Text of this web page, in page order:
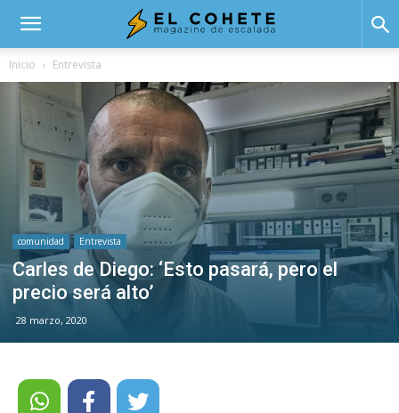
Inicio Entrevista
comunidad Entrevista
Carles de Diego: ‘Esto pasará, pero el
precio será alto’
28 marzo, 2020